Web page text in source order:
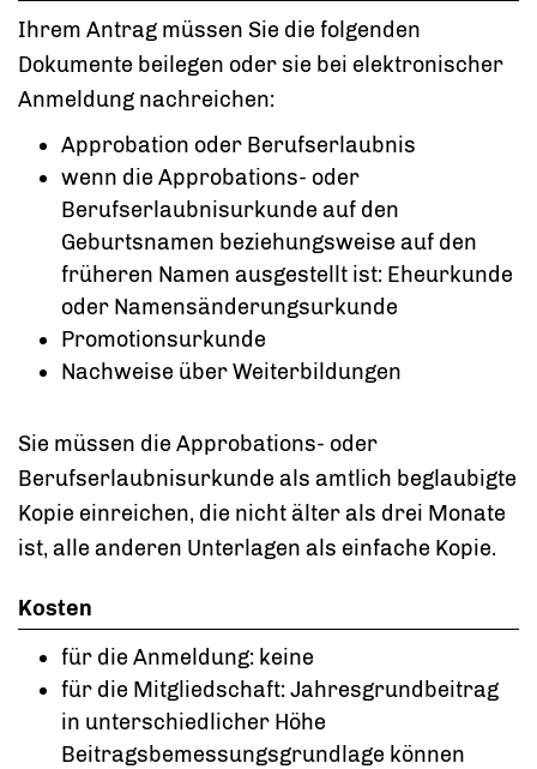
Ihrem Antrag müssen Sie die folgenden
Dokumente beilegen oder sie bei elektronischer
Anmeldung nachreichen:
Approbation oder Berufserlaubnis
wenn die Approbations- oder
Berufserlaubnisurkunde auf den
Geburtsnamen beziehungsweise auf den
früheren Namen ausgestellt ist: Eheurkunde
oder Namensänderungsurkunde
Promotionsurkunde
Nachweise über Weiterbildungen
Sie müssen die Approbations- oder
Berufserlaubnisurkunde als amtlich beglaubigte
Kopie einreichen, die nicht älter als drei Monate
ist, alle anderen Unterlagen als einfache Kopie.
Kosten
für die Anmeldung: keine
für die Mitgliedschaft: Jahresgrundbeitrag
in unterschiedlicher Höhe
Beitragsbemessungsgrundlage können